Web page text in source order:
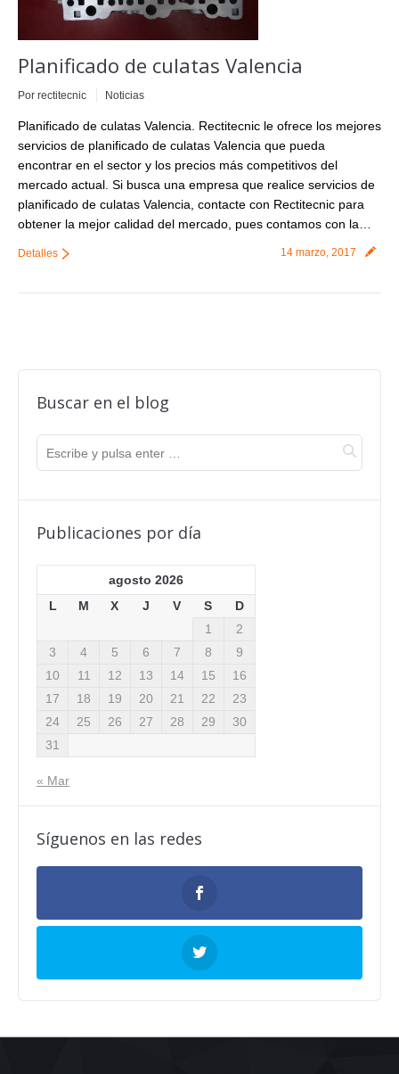
Planificado de culatas Valencia
Por rectitecnic Noticias
Planificado de culatas Valencia. Rectitecnic le ofrece los mejores
servicios de planificado de culatas Valencia que pueda
encontrar en el sector y los precios más competitivos del
mercado actual. Si busca una empresa que realice servicios de
planificado de culatas Valencia, contacte con Rectitecnic para
obtener la mejor calidad del mercado, pues contamos con la…
14 marzo, 2017
Detalles
Buscar en el blog
Publicaciones por día
agosto 2026
L
M X J V S
D
1
2
3
4 5 6 7 8
9
10
11 12 13 14 15
16
17
18 19 20 21 22
23
24
25 26 27 28 29
30
31
« Mar
Síguenos en las redes